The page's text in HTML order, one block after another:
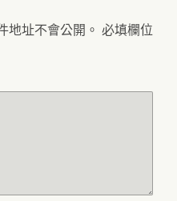
地址不會公開。 必填欄位